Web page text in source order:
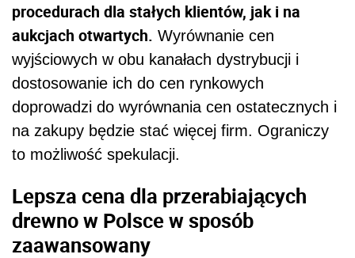
procedurach dla stałych klientów, jak i na
aukcjach otwartych. Wyrównanie cen
wyjściowych w obu kanałach dystrybucji i
dostosowanie ich do cen rynkowych
doprowadzi do wyrównania cen ostatecznych i
na zakupy będzie stać więcej firm. Ograniczy
to możliwość spekulacji.
Lepsza cena dla przerabiających
drewno w Polsce w sposób
zaawansowany